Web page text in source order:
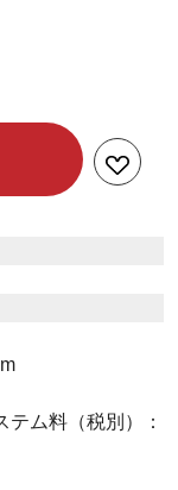
ム料（税別）：